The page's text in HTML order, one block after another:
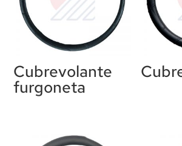
Cubrevolante
furgoneta